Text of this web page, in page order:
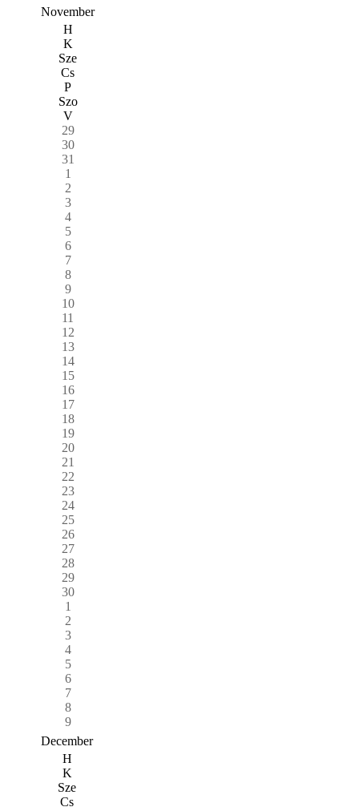
November
H
K
Sze
Cs
P
Szo
V
29
30
31
1
2
3
4
5
6
7
8
9
10
11
12
13
14
15
16
17
18
19
20
21
22
23
24
25
26
27
28
29
30
1
2
3
4
5
6
7
8
9
December
H
K
Sze
Cs